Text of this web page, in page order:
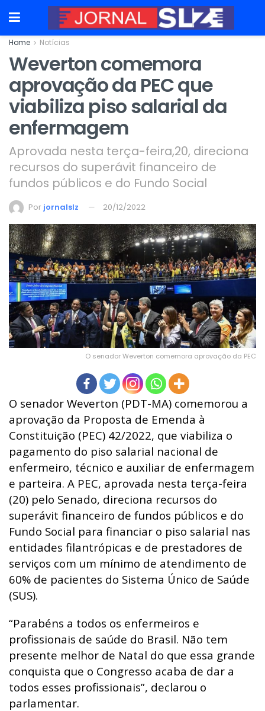
Home Notícias
Weverton comemora
aprovação da PEC que
viabiliza piso salarial da
enfermagem
Aprovada nesta terça-feira,20, direciona
recursos do superávit financeiro de
fundos públicos e do Fundo Social
Por jornalslz 20/12/2022
O senador Weverton comemora aprovação da PEC
O senador Weverton (PDT-MA) comemorou a
aprovação da Proposta de Emenda à
Constituição (PEC) 42/2022, que viabiliza o
pagamento do piso salarial nacional de
enfermeiro, técnico e auxiliar de enfermagem
e parteira. A PEC, aprovada nesta terça-feira
(20) pelo Senado, direciona recursos do
superávit financeiro de fundos públicos e do
Fundo Social para financiar o piso salarial nas
entidades filantrópicas e de prestadores de
serviços com um mínimo de atendimento de
60% de pacientes do Sistema Único de Saúde
(SUS).
“Parabéns a todos os enfermeiros e
profissionais de saúde do Brasil. Não tem
presente melhor de Natal do que essa grande
conquista que o Congresso acaba de dar a
todos esses profissionais”, declarou o
parlamentar.